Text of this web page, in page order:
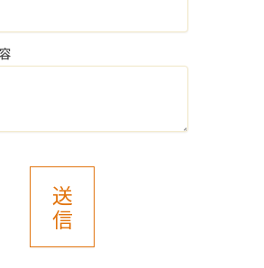
本人様が個人情報の提供を拒
合は、上記１．個人情報の取
によりご本人様が被った損害
を含む）、不利益等につい
何らの賠償責任等を負いませ
送
信